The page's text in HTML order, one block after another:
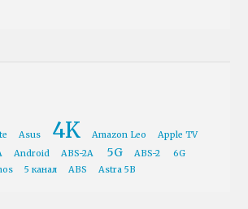
Asus 4K Amazon Leo
Apple TV
Android ABS-2A 5G ABS-2
6G
5 канал ABS Astra 5B